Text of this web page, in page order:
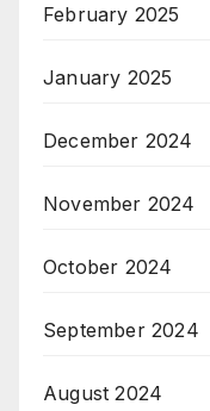
February 2025
January 2025
December 2024
November 2024
October 2024
September 2024
August 2024